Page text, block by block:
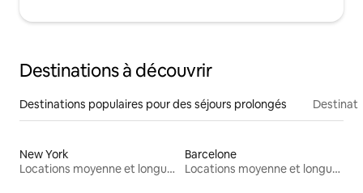
Destinations à découvrir
Destinations populaires pour des séjours prolongés
New York
Locations moyenne et longue durée
Barcelone
Locations moyenne et longue durée